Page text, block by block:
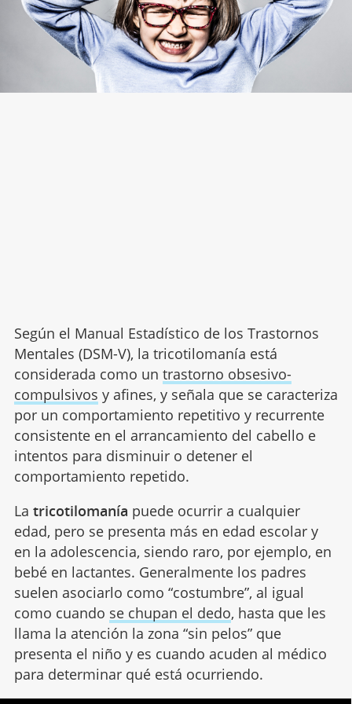
Según el Manual Estadístico de los Trastornos
Mentales (DSM-V), la tricotilomanía está
considerada como un trastorno obsesivo-
compulsivos y afines, y señala que se caracteriza
por un comportamiento repetitivo y recurrente
consistente en el arrancamiento del cabello e
intentos para disminuir o detener el
comportamiento repetido.
La tricotilomanía puede ocurrir a cualquier
edad, pero se presenta más en edad escolar y
en la adolescencia, siendo raro, por ejemplo, en
bebé en lactantes. Generalmente los padres
suelen asociarlo como “costumbre”, al igual
como cuando se chupan el dedo, hasta que les
llama la atención la zona “sin pelos” que
presenta el niño y es cuando acuden al médico
para determinar qué está ocurriendo.